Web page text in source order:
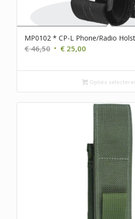
MP0102 * CP-L Phone/Radio
€46,50 Oorspronkelijke
was:
€25,00Huidige
is:
€ 25,00.
Opties